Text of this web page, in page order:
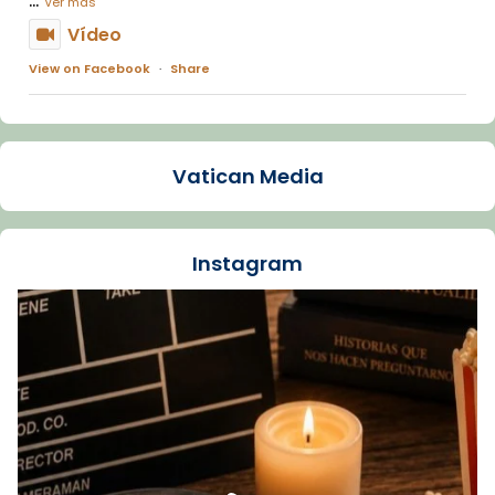
Vídeo
View on Facebook · Share
Arquebisbat de Barcelona
La Carmina va patir depressió. Fa gairebé
dos mesos, a l'Estadi Lluís Companys, la
Recupera l'entrevista comp
Vatican
tican News 👇
www.vaticannews.va/es/iglesia/news/2026-
07/carmina-historia-depresion-papa-viaje-
espana-testimoni...
Foto
Vatican Media
Instagram